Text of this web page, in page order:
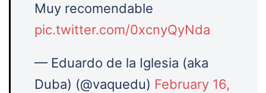
Muy recomendable
pic.twitter.com/0xcnyQyNda
— Eduardo de la Iglesia (aka
Duba) (@vaquedu) February 16,